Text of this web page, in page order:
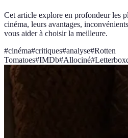
Cet article explore en profondeur les
cinéma, leurs avantages,
vous aider à choisir la meilleure.
#cinéma#critiques#analyse#Rotten
Tomatoes#IMDb#Allociné#